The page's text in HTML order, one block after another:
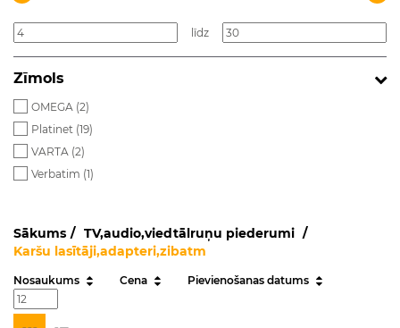
līdz
Zīmols
OMEGA (2)
Platinet (19)
VARTA (2)
Verbatim (1)
Sākums
TV,audio,viedtālruņu piederumi
Karšu lasītāji,adapteri,zibatm
Nosaukums Cena Pievienošanas datums